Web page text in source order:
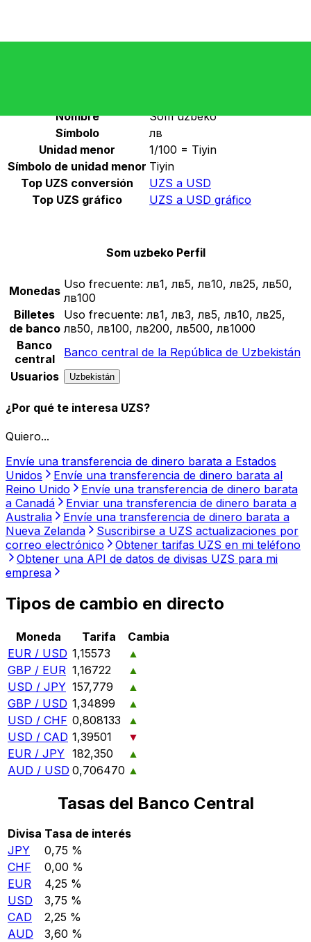
UZS -Som uzbeko Continuar
Nombre
Som uzbeko
Símbolo
лв
Unidad menor
1/100 = Tiyin
Símbolo de unidad menor Tiyin
Top UZS conversión
UZS a USD
Top UZS gráfico
UZS a USD gráfico
Som uzbeko Perfil
Monedas Uso frecuente: лв1, лв5, лв10, лв25, лв50,
лв100
Billetes
de banco
Uso frecuente: лв1, лв3, лв5, лв10, лв25,
лв50, лв100, лв200, лв500, лв1000
Banco
central
Banco central de la República de Uzbekistán
Usuarios
Uzbekistán
¿Por qué te interesa UZS?
Quiero...
Envíe una transferencia de dinero barata a Estados
Unidos
Envíe una transferencia de dinero barata al
Reino Unido
Envíe una transferencia de dinero barata
a Canadá
Enviar una transferencia de dinero barata a
Australia
Envíe una transferencia de dinero barata a
Nueva Zelanda
Suscribirse a UZS actualizaciones por
correo electrónico
Obtener tarifas UZS en mi teléfono
Obtener una API de datos de divisas UZS para mi
empresa
Tipos de cambio en directo
Moneda Tarifa
Cambia
EUR / USD 1,15573
▲
GBP / EUR 1,16722
▲
USD / JPY 157,779
▲
GBP / USD 1,34899
▲
USD / CHF 0,808133
▲
USD / CAD 1,39501
▼
EUR / JPY 182,350
▲
AUD / USD 0,706470 ▲
Tasas del Banco Central
Divisa Tasa de interés
JPY
0,75 %
CHF
0,00 %
EUR
4,25 %
USD
3,75 %
CAD
2,25 %
AUD
3,60 %